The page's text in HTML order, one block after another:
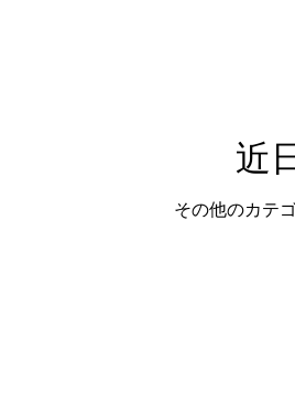
近
その他のカテ